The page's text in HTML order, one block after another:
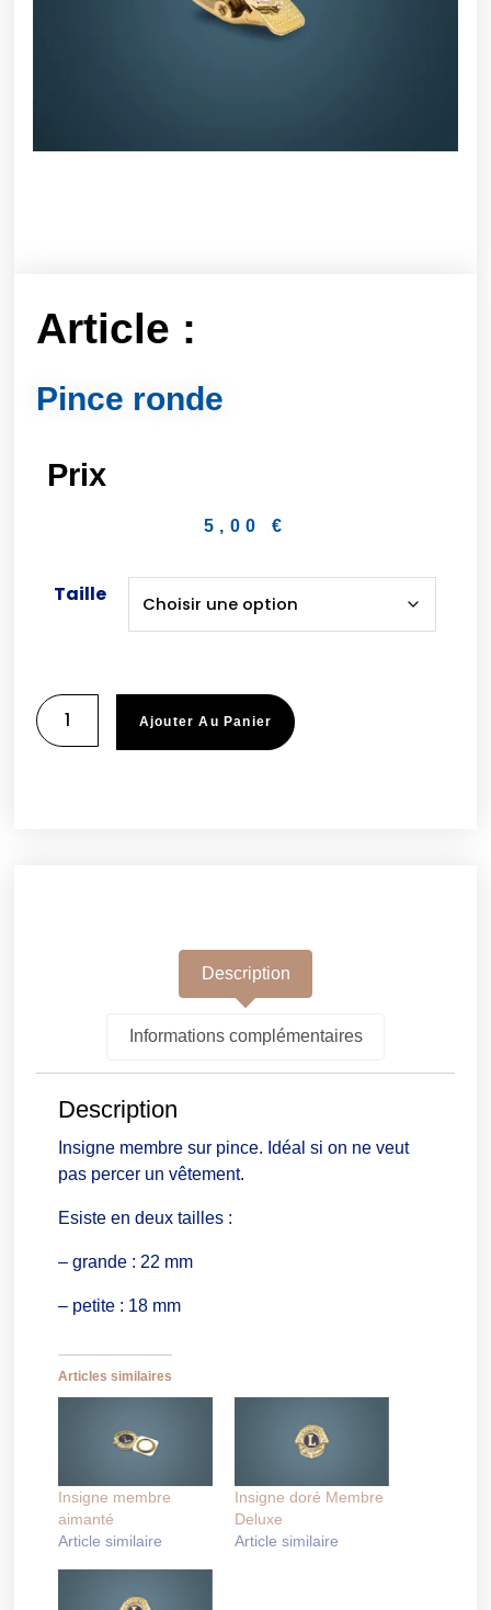
Article :
Pince ronde
Prix
5,00 €
Taille
Ajouter Au Panier
Description
Informations complémentaires
Description
Insigne membre sur pince. Idéal si on ne veut
pas percer un vêtement.
Esiste en deux tailles :
– grande : 22 mm
– petite : 18 mm
Articles similaires
Insigne membre
aimanté
Article similaire
Insigne doré Membre
Deluxe
Article similaire